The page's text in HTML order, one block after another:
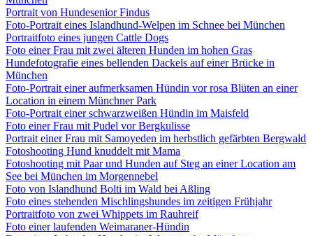
Portrait von Hundesenior Findus
Foto-Portrait eines Islandhund-Welpen im Schnee bei München
Portraitfoto eines jungen Cattle Dogs
Foto einer Frau mit zwei älteren Hunden im hohen Gras
Hundefotografie eines bellenden Dackels auf einer Brücke in
München
Foto-Portrait einer aufmerksamen Hündin vor rosa Blüten an einer
Location in einem Münchner Park
Foto-Portrait einer schwarzweißen Hündin im Maisfeld
Foto einer Frau mit Pudel vor Bergkulisse
Portrait einer Frau mit Samoyeden im herbstlich gefärbten Bergwald
Fotoshooting Hund knuddelt mit Mama
Fotoshooting mit Paar und Hunden auf Steg an einer Location am
See bei München im Morgennebel
Foto von Islandhund Bolti im Wald bei Aßling
Foto eines stehenden Mischlingshundes im zeitigen Frühjahr
Portraitfoto von zwei Whippets im Rauhreif
Foto einer laufenden Weimaraner-Hündin